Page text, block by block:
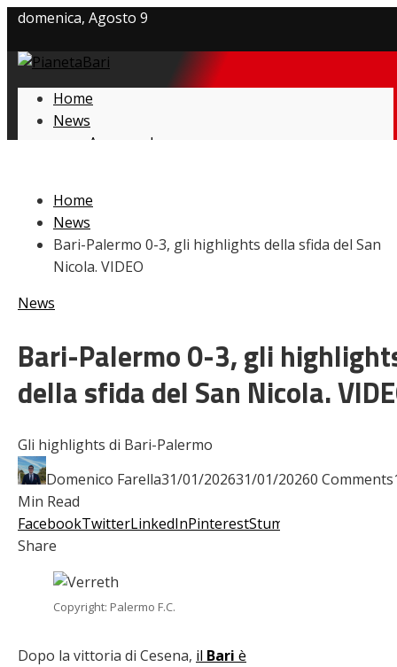
domenica, Agosto 9
Privacy policy
Cookie Policy
Home
News
Amarcord
Giovanili
Le pagelle
Interviste
Focus
Calciomercato
Video
Home
News
Bari-Palermo 0-3, gli highlights della sfida del San
Nicola. VIDEO
News
Bari-Palermo 0-3, gli
della sfida del San Nicola.
Gli highlights di Bari-Palermo
Domenico Farella31/01/202631/01/20260 Comments
Min Read
FacebookTwitterLinkedInPinterestStumbleupon
Share
Copyright: Palermo F.C.
Dopo la vittoria di Cesena, il Bari è